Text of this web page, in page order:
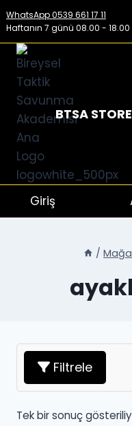
İçeriğe
geç
WhatsApp 0539 661 17 11
Haftanın 7 günü 08.00 - 18.00
BTSA STORE
Giriş
/
Filtrele
Tek bir sonuç